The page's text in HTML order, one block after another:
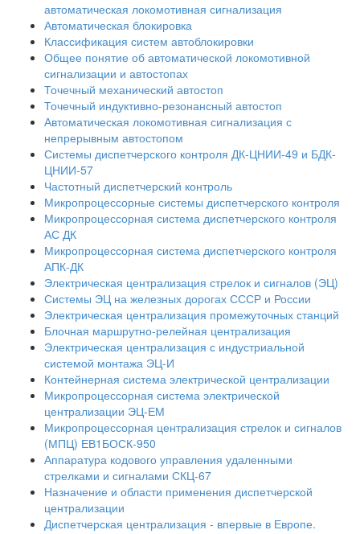
автоматическая локомотивная сигнализация
Автоматическая блокировка
Классификация систем автоблокировки
Общее понятие об автоматической локомотивной
сигнализации и автостопах
Точечный механический автостоп
Точечный индуктивно-резонансный автостоп
Автоматическая локомотивная сигнализация с
непрерывным автостопом
Системы диспетчерского контроля ДК-ЦНИИ-49 и БДК-
ЦНИИ-57
Частотный диспетчерский контроль
Микропроцессорные системы диспетчерского контроля
Микропроцессорная система диспетчерского контроля
АС ДК
Микропроцессорная система диспетчерского контроля
АПК-ДК
Электрическая централизация стрелок и сигналов (ЭЦ)
Системы ЭЦ на железных дорогах СССР и России
Электрическая централизация промежуточных станций
Блочная маршрутно-релейная централизация
Электрическая централизация с индустриальной
системой монтажа ЭЦ-И
Контейнерная система электрической централизации
Микропроцессорная система электрической
централизации ЭЦ-ЕМ
Микропроцессорная централизация стрелок и сигналов
(МПЦ) ЕВ1БОСК-950
Аппаратура кодового управления удаленными
стрелками и сигналами СКЦ-67
Назначение и области применения диспетчерской
централизации
Диспетчерская централизация - впервые в Европе.